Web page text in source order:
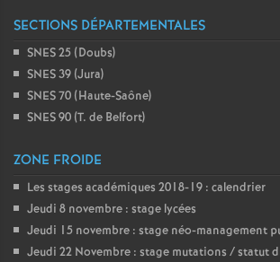
SECTIONS DÉPARTEMENTALES
SNES 25 (Doubs)
SNES 39 (Jura)
SNES 70 (Haute-Saône)
SNES 90 (T. de Belfort)
ZONE FROIDE
Les stages académiques 2018-19 : calendrier
Jeudi 8 novembre : stage lycées
Jeudi 15 novembre : stage néo-management
Jeudi 22 Novembre : stage mutations / statut